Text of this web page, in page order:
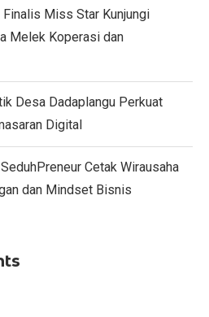
Miss Star Kunjungi
Melek Koperasi dan
Desa Dadaplangu Perkuat
Digital
Cetak Wirausaha
dan Mindset Bisnis